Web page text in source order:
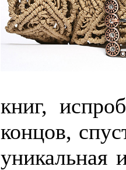
книг,
концов,
уникальная